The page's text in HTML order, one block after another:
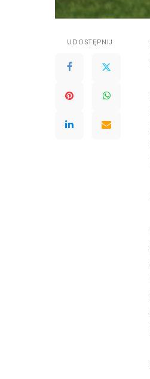
UDOSTĘPNIJ